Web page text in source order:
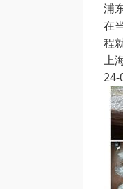
浦
在
程
上
24-